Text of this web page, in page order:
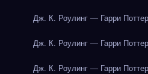
Дж. К. Роулинг — Гарри
Дж. К. Роулинг — Гарри
Дж. К. Роулинг — Гарри